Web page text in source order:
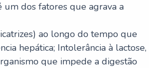
um dos fatores que agrava a
ao longo do tempo que
hepática; Intolerância à lactose,
que impede a digestão